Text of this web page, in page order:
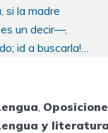
si la madre
un decir—,
id a buscarla!…
,
y literatura